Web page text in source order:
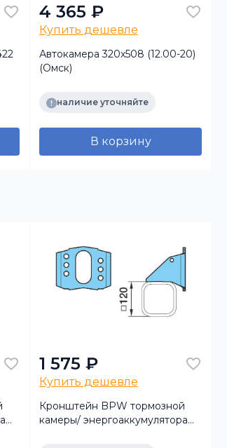
4 365 ₽
Купить дешевле
Автокамера 320х508 (12.00-20)
(Омск)
наличие уточняйте
В корзину
1 575 ₽
Купить дешевле
Кронштейн BPW тормозной
камеры/ энергоаккумулятора